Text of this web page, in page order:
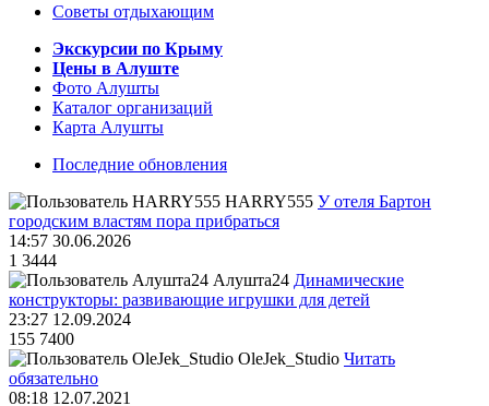
Советы отдыхающим
Экскурсии по Крыму
Цены в Алуште
Фото Алушты
Каталог организаций
Карта Алушты
Последние обновления
HARRY555 У отеля Бартон
городским властям пора прибраться
14:57 30.06.2026
1 3444
Алушта24 Динамические
конструкторы: развивающие игрушки для детей
23:27 12.09.2024
155 7400
OleJek_Studio Читать
обязательно
08:18 12.07.2021